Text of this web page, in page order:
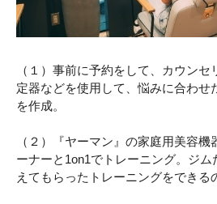
（１）事前に予約をして、カウン
定器などを使用して、悩みに合わせ
を作成。
（２）『ヤーマン』の家庭用美容
ーナーと1on1でトレーニング。ジ
えてもらったトレーニングをできる